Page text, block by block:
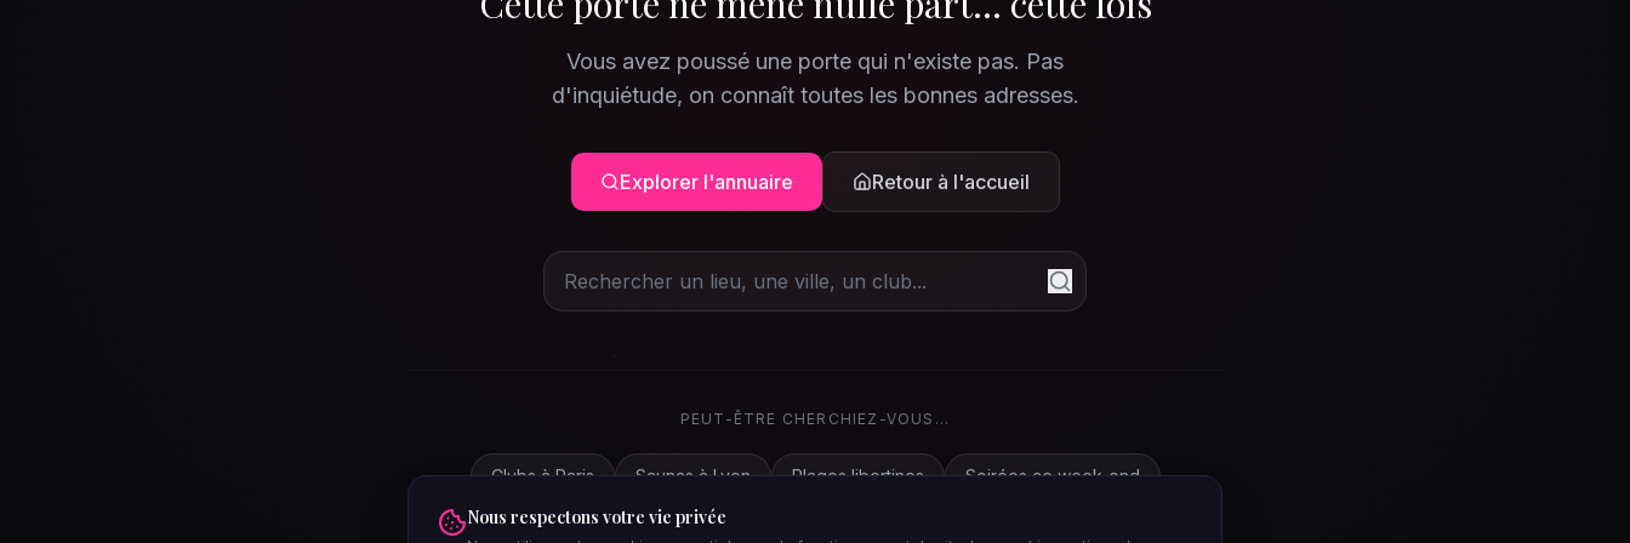
Vous avez poussé une porte qui n'existe pas. Pas
d'inquiétude, on connaît toutes les bonnes adresses.
Explorer l'annuaire Retour à l'accueil
PEUT-ÊTRE CHERCHIEZ-VOUS...
Clubs à Paris Saunas à Lyon Plages libertines Soirées ce week-end
Nous respectons votre vie privée